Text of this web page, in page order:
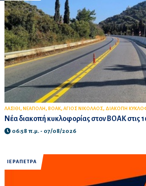
ΛΑΣΙΘΙ , ΝΕΑΠΟΛΗ , ΒΟΑΚ, ΑΓΙΟΣ ΝΙΚΟΛΑΟΣ, ΔΙΑΚΟΠΗ
Νέα διακοπή κυκλοφορίας στον ΒΟΑΚ στις
06:58 π.μ. - 07/08/2026
ΙΕΡΑΠΕΤΡΑ